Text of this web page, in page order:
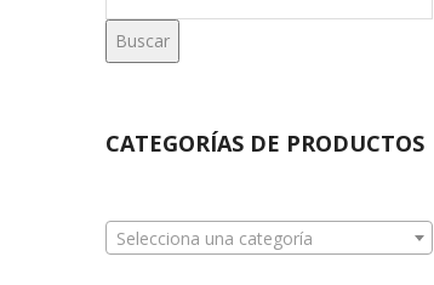
Buscar
CATEGORÍAS DE PRODUCTOS
Selecciona una categoría